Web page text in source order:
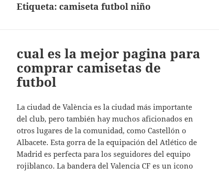
Etiqueta:camiseta futbol niño
cual es la mejor pagina para
comprar camisetas de
futbol
La ciudad de València es la ciudad más importante
del club, pero también hay muchos aficionados en
otros lugares de la comunidad, como Castellón o
Albacete. Esta gorra de la equipación del Atlético de
Madrid es perfecta para los seguidores del equipo
rojiblanco. La bandera del Valencia CF es un icono